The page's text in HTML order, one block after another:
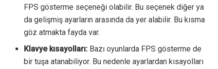
FPS gösterme seçeneği olabilir. Bu seçenek diğer ya
da gelişmiş ayarların arasında da yer alabilir. Bu kısma
göz atmakta fayda var.
Klavye kısayolları: Bazı oyunlarda FPS gösterme de
bir tuşa atanabiliyor. Bu nedenle ayarlardan kısayolları